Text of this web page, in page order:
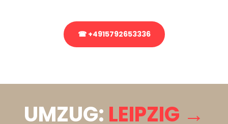
☎ +4915792653336
UMZUG: LEIPZIG →